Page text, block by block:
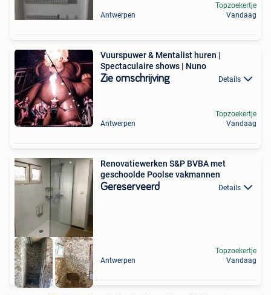
Antwerpen
Topzoekertje
Vandaag
Vuurspuwer & Mentalist huren |
Spectaculaire shows | Nuno
Zie omschrijving Details
Antwerpen
Topzoekertje
Vandaag
Renovatiewerken S&P BVBA met
geschoolde Poolse vakmannen
Gereserveerd Details
Antwerpen
Topzoekertje
Vandaag